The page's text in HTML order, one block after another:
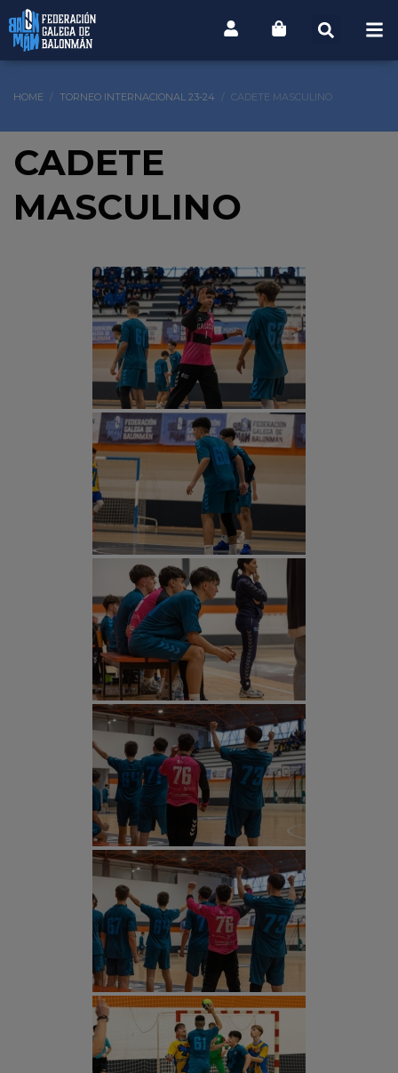
HOME TORNEO INTERNACIONAL 23-24 CADETE MASCULINO
CADETE
MASCULINO